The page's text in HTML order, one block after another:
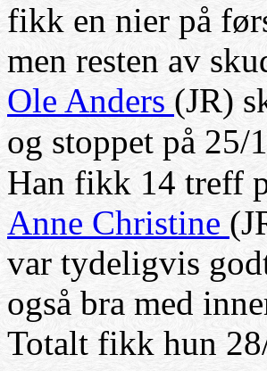
fikk en nier på
men resten av
Ole Anders (JR)
og stoppet på 25/
Han fikk 14 treff
Anne Christine
var tydeligvis
også bra med
Totalt fikk hun